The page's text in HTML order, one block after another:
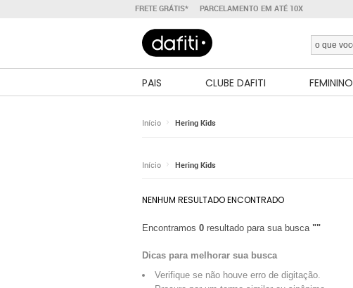
FRETE GRÁTIS* PARCELAMENTO EM ATÉ 10X
PAIS CLUBE DAFITI FEMININO
Início Hering Kids
Início Hering Kids
NENHUM RESULTADO ENCONTRADO
Encontramos 0 resultado para sua busca ""
Dicas para melhorar sua busca
Verifique se não houve erro de digitação.